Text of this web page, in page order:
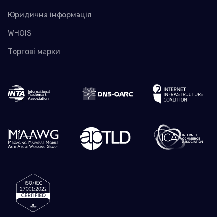
Юридична інформація
WHOIS
Торгові марки